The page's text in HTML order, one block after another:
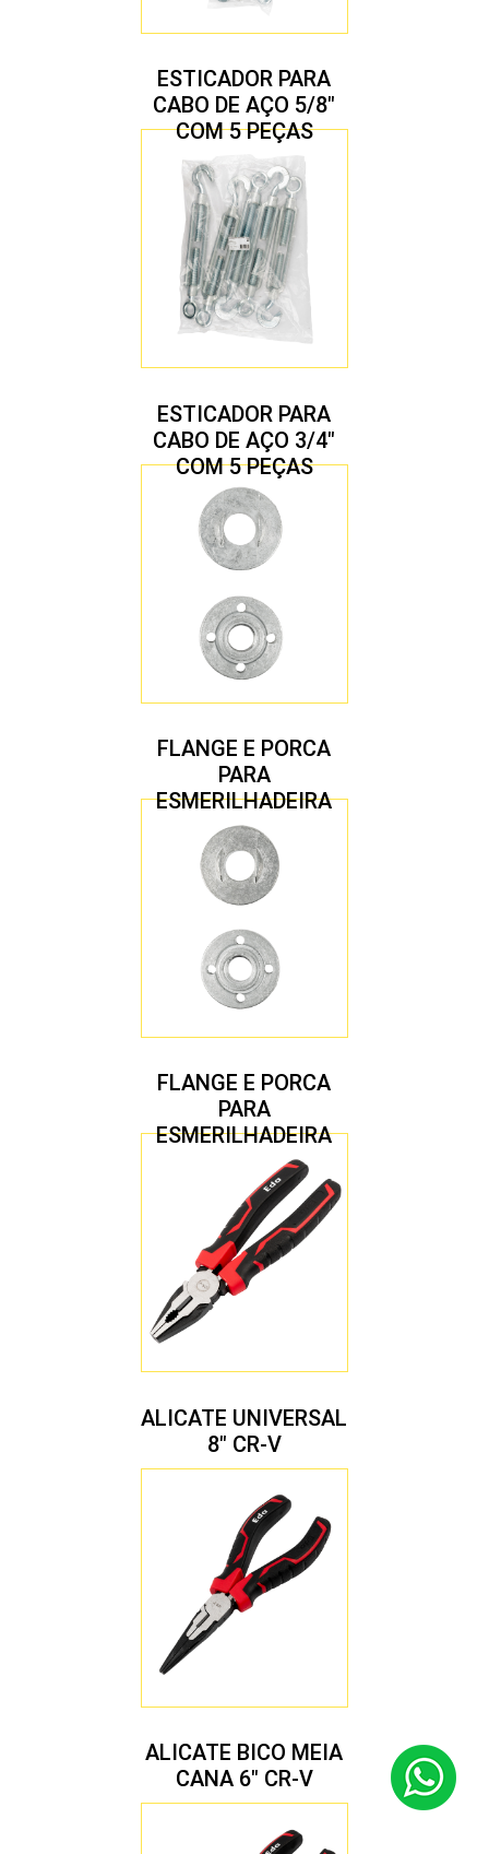
ESTICADOR PARA
CABO DE AÇO 5/8″
COM 5 PEÇAS
ESTICADOR PARA
CABO DE AÇO 3/4″
COM 5 PEÇAS
FLANGE E PORCA
PARA
ESMERILHADEIRA
4.1/2″ 22,23 MM
FLANGE E PORCA
PARA
ESMERILHADEIRA
4.1/2″ 20,00 MM
ALICATE UNIVERSAL
8″ CR-V
ALICATE BICO MEIA
CANA 6″ CR-V